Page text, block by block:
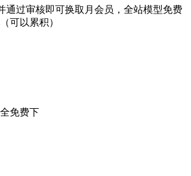
通过审核即可换取月会员，全站模型免费
可以累积）
免费下